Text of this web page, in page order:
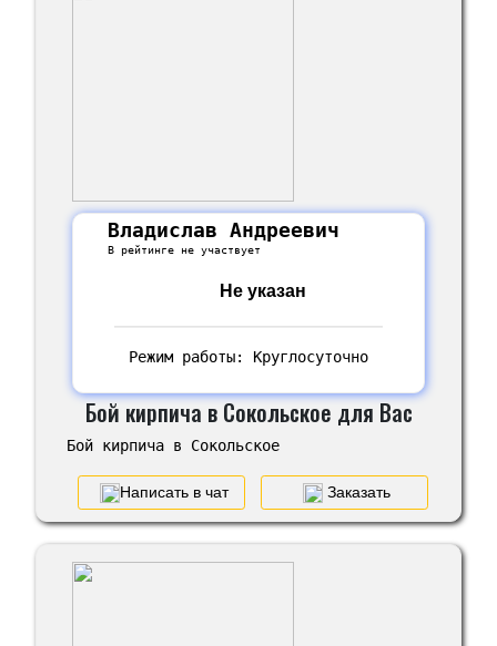
Владислав Андреевич
В рейтинге не участвует
Не указан
Режим работы: Круглосуточно
Бой кирпича в Сокольское для Вас
Бой кирпича в Сокольское
Написать в чат Заказать